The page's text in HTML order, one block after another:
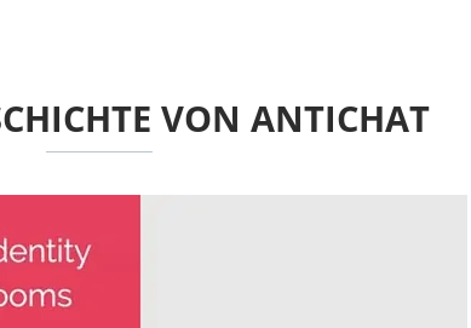
VON ANTICHAT